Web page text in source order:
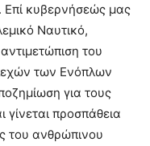
Επί κυβερνήσεώς μας
Ναυτικό,
του
των Ενόπλων
για τους
προσπάθεια
του ανθρώπινου